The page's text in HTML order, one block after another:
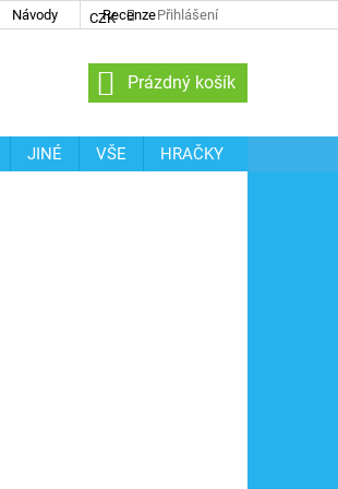
Návody Recenze
CZK Přihlášení
NÁKUPNÍ
KOŠÍK
Prázdný košík
JINÉ VŠE
HRAČKY